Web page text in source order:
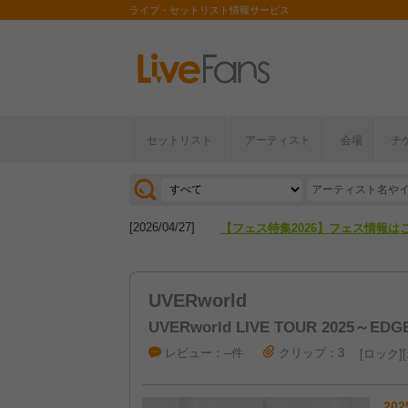
ライブ・セットリスト情報サービス
セットリスト アーティスト 会場 チ
[2026/07/28] 【ライブ動員ランキング】2026年
[2026/04/27] 【フェス特集2026】フェス情報は
UVERworld
UVERworld LIVE TOUR 2025～
レビュー：--件 クリップ：3 ロック